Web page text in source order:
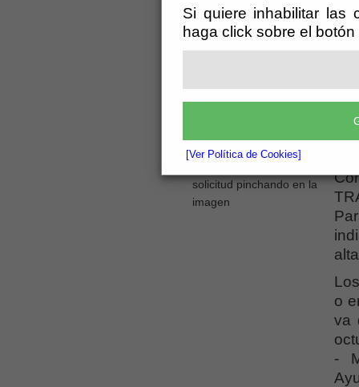
Si quiere inhabilitar las
haga click sobre el
[Ver Política de Cookies]
solicitud pinchando en la
imagen
o
va
-